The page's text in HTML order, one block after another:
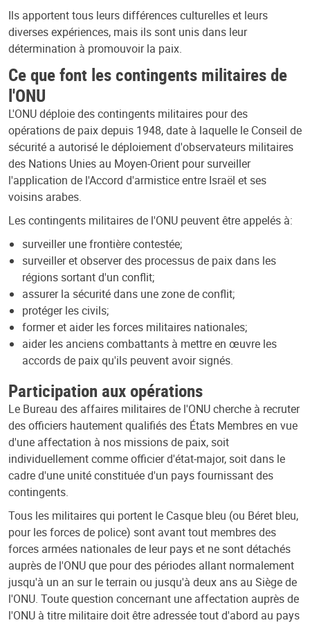
Ils apportent tous leurs différences culturelles et leurs
diverses expériences, mais ils sont unis dans leur
détermination à promouvoir la paix.
Ce que font les contingents militaires de
l'ONU
L'ONU déploie des contingents militaires pour des
opérations de paix depuis 1948, date à laquelle le Conseil de
sécurité a autorisé le déploiement d'observateurs militaires
des Nations Unies au Moyen-Orient pour surveiller
l'application de l'Accord d'armistice entre Israël et ses
voisins arabes.
Les contingents militaires de l'ONU peuvent être appelés à:
surveiller une frontière contestée;
surveiller et observer des processus de paix dans les
régions sortant d'un conflit;
assurer la sécurité dans une zone de conflit;
protéger les civils;
former et aider les forces militaires nationales;
aider les anciens combattants à mettre en œuvre les
accords de paix qu'ils peuvent avoir signés.
Participation aux opérations
Le Bureau des affaires militaires de l'ONU cherche à recruter
des officiers hautement qualifiés des États Membres en vue
d'une affectation à nos missions de paix, soit
individuellement comme officier d'état-major, soit dans le
cadre d'une unité constituée d'un pays fournissant des
contingents.
Tous les militaires qui portent le Casque bleu (ou Béret bleu,
pour les forces de police) sont avant tout membres des
forces armées nationales de leur pays et ne sont détachés
auprès de l'ONU que pour des périodes allant normalement
jusqu'à un an sur le terrain ou jusqu'à deux ans au Siège de
l'ONU. Toute question concernant une affectation auprès de
l'ONU à titre militaire doit être adressée tout d'abord au pays